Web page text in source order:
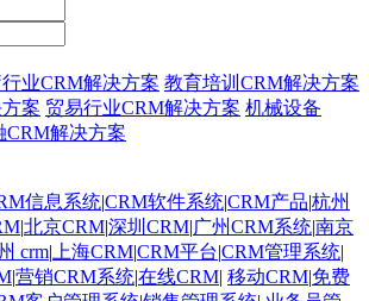
行业CRM解决方案 教育培训CRM解决方案
案 贸易行业CRM解决方案 机械设备
CRM解决方案
信息系统|CRM软件系统|CRM产品|杭州
|北京CRM|深圳CRM|广州CRM系统|南京
crm| 上海CRM|CRM平台|CRM管理系统|
|营销CRM系统|在线CRM| 移动CRM|免费